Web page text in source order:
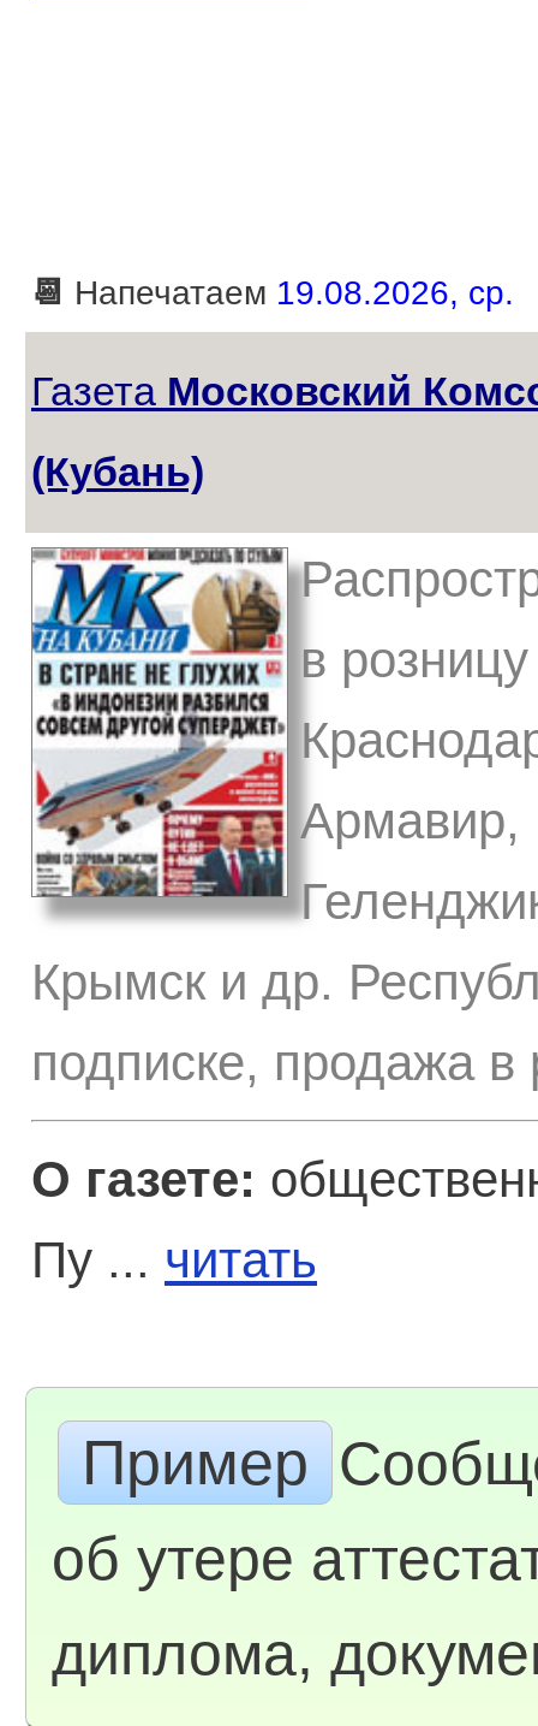
📆 Напечатаем 19.08.2026, ср.
Газета Московский
(Кубань)
в
Армавир,
Крымск и др.
подписке, продажа в
О газете:
Пу ... читать
Пример
об утере
диплома,